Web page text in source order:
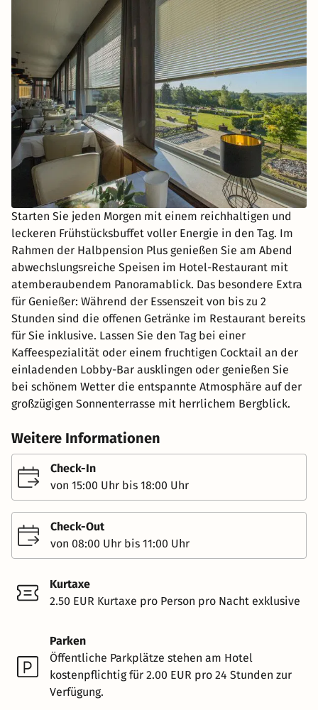
Starten Sie jeden Morgen mit einem reichhaltigen und
leckeren Frühstücksbuffet voller Energie in den Tag. Im
Rahmen der Halbpension Plus genießen Sie am Abend
abwechslungsreiche Speisen im Hotel-Restaurant mit
atemberaubendem Panoramablick. Das besondere Extra
für Genießer: Während der Essenszeit von bis zu 2
Stunden sind die offenen Getränke im Restaurant bereits
für Sie inklusive. Lassen Sie den Tag bei einer
Kaffeespezialität oder einem fruchtigen Cocktail an der
einladenden Lobby-Bar ausklingen oder genießen Sie
bei schönem Wetter die entspannte Atmosphäre auf der
großzügigen Sonnenterrasse mit herrlichem Bergblick.
Weitere Informationen
Check-In
von 15:00 Uhr bis 18:00 Uhr
Check-Out
von 08:00 Uhr bis 11:00 Uhr
Kurtaxe
2.50 EUR Kurtaxe pro Person pro Nacht exklusive
Parken
Öffentliche Parkplätze stehen am Hotel
kostenpflichtig für 2.00 EUR pro 24 Stunden zur
Verfügung.